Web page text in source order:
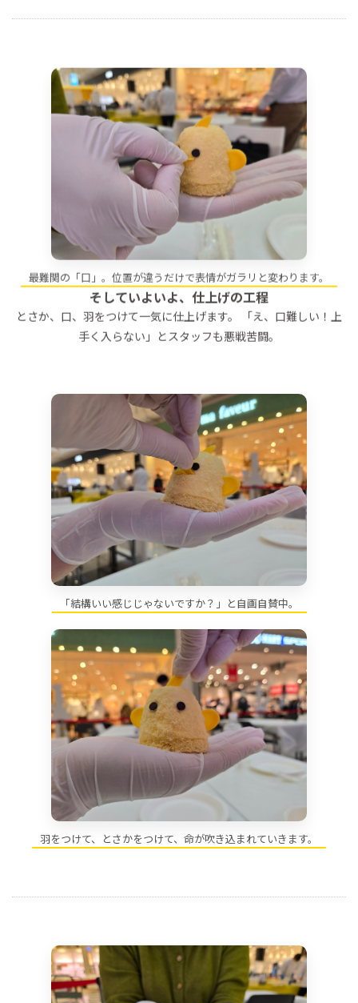
最難関の「口」。位置が違うだけで表情がガラリと変わります。
そしていよいよ、仕上げの工程
とさか、口、羽をつけて一気に仕上げます。 「え、口難しい！上
手く入らない」とスタッフも悪戦苦闘。
「結構いい感じじゃないですか？」と自画自賛中。
羽をつけて、とさかをつけて、命が吹き込まれていきます。